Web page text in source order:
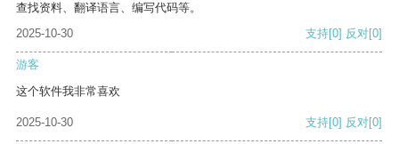
查找资料、翻译语言、编写代码等。
2025-10-30
支持[0] 反对[0]
游客
这个软件我非常喜欢
2025-10-30 支持[0] 反对[0]